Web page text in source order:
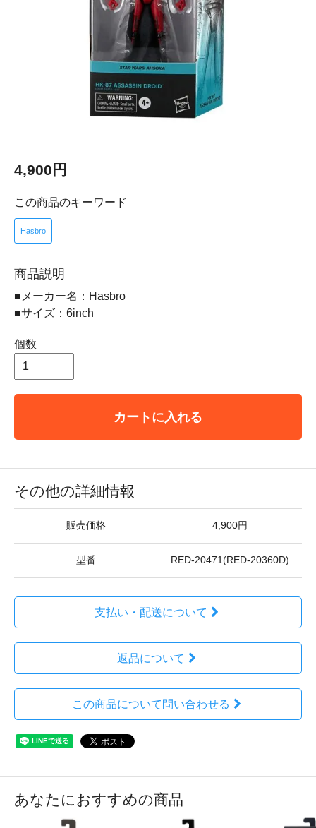
4,900円
この商品のキーワード
Hasbro
商品説明
■メーカー名：Hasbro
■サイズ：6inch
個数
カートに入れる
その他の詳細情報
販売価格 4,900円
型番 RED-20471(RED-20360D)
支払い・配送について
返品について
この商品について問い合わせる
あなたにおすすめの商品